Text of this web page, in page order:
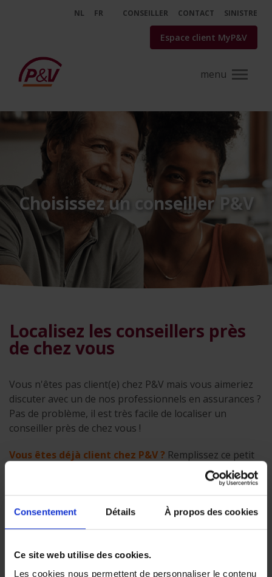
Consentement Détails À propos des cookies
Ce site web utilise des cookies.
Les cookies nous permettent de personnaliser le contenu
NL FR CONSEILLER CONTACT SINISTRE
Espace client MyP&V
Choisissez un conseiller P&V
Localisez les conseillers près
de chez vous
Vous n'êtes pas client(e) chez P&V mais vous aimeriez
discuter avec un de nos professionnels en assurances ?
Pas de problème, il est très facile de localiser un
conseiller près de chez vous !
Vous êtes déjà client chez P&V ? Remplissez ce petit
formulaire et votre conseiller P&V vous recontacte au
Ce module de recherche est encore en phase de
peuvent être incomplètes ou sujettes à des
ajustements futurs. Nous vous remercions pour